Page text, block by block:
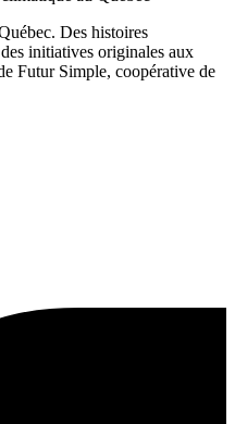
Des histoires
initiatives originales aux
Futur Simple, coopérative de